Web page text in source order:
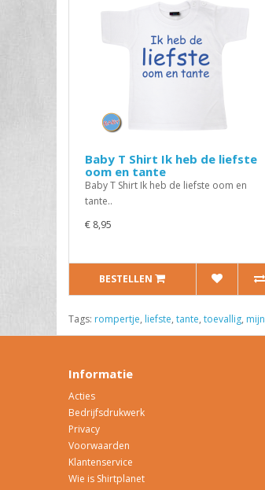
Baby T Shirt Ik heb de liefste
oom en tante
Baby T Shirt Ik heb de liefste oom en
tante..
€ 8,95
BESTELLEN
Tags: rompertje, liefste, tante, toevallig, mijn
Informatie
Acties
Bedrijfsdrukwerk
Privacy
Voorwaarden
Klantenservice
Wie is Shirtplanet